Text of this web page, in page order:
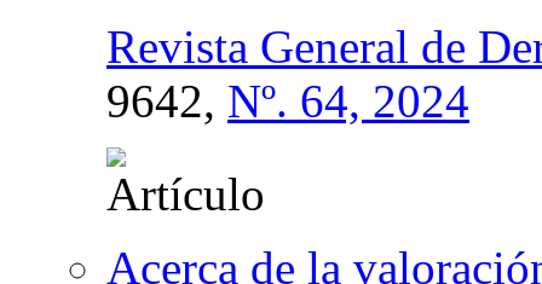
Revista General de
9642, Nº. 64, 2024
Acerca de la